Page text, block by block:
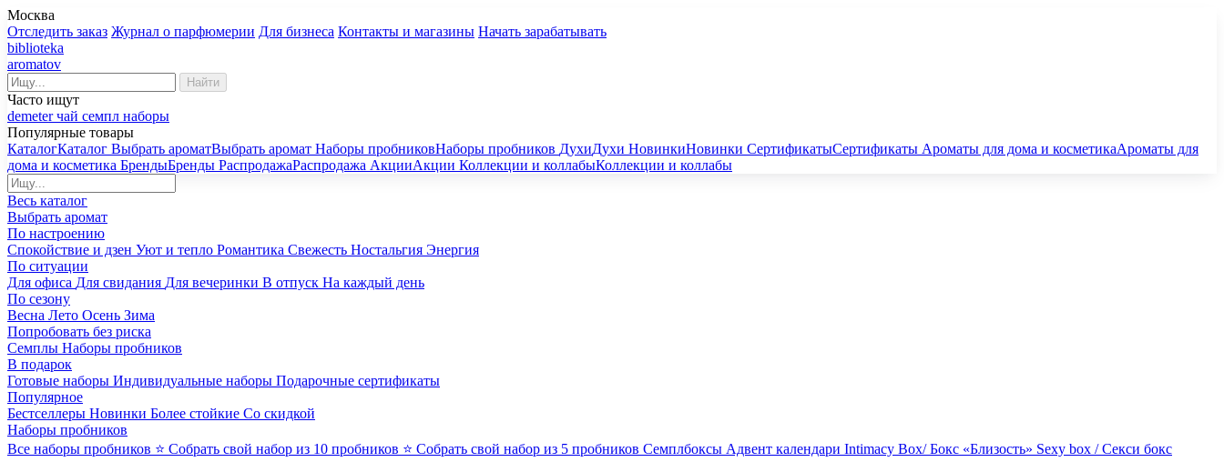
Москва
Отследить заказ Журнал о парфюмерии Для бизнеса Контакты и магазины Начать зарабатывать
biblioteka
aromatov
Найти
Часто ищут
demeterчай семпл наборы
Популярные товары
КаталогКаталог Выбрать ароматВыбрать аромат Наборы пробниковНаборы пробников ДухиДухи НовинкиНовинки СертификатыСертификаты Ароматы для дома и косметикаАроматы для
дома и косметика БрендыБренды РаспродажаРаспродажа АкцииАкции Коллекции и коллабыКоллекции и коллабы
Весь каталог
Выбрать аромат
По настроению
Спокойствие и дзен Уют и тепло Романтика Свежесть Ностальгия Энергия
По ситуации
Для офиса Для свидания Для вечеринки В отпуск На каждый день
По сезону
Весна Лето Осень Зима
Попробовать без риска
Семплы Наборы пробников
В подарок
Готовые наборы Индивидуальные наборы Подарочные сертификаты
Популярное
Бестселлеры Новинки Более стойкие Со скидкой
Наборы пробников
Все наборы пробников ⭐ Собрать свой набор из 10 пробников ⭐ Собрать свой набор из 5 пробников Семплбоксы Адвент календари Intimacy Box/ Бокс «Близость» Sexy box / Секси бокс